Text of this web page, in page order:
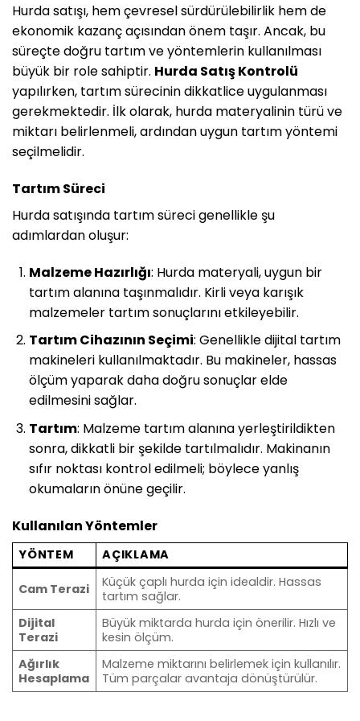
Hurda satışı, hem çevresel sürdürülebilirlik hem de
ekonomik kazanç açısından önem taşır. Ancak, bu
süreçte doğru tartım ve yöntemlerin kullanılması
büyük bir role sahiptir. Hurda Satış Kontrolü
yapılırken, tartım sürecinin dikkatlice uygulanması
gerekmektedir. İlk olarak, hurda materyalinin türü ve
miktarı belirlenmeli, ardından uygun tartım yöntemi
seçilmelidir.
Tartım Süreci
Hurda satışında tartım süreci genellikle şu
adımlardan oluşur:
Malzeme Hazırlığı: Hurda materyali, uygun bir
tartım alanına taşınmalıdır. Kirli veya karışık
malzemeler tartım sonuçlarını etkileyebilir.
Tartım Cihazının Seçimi: Genellikle dijital tartım
makineleri kullanılmaktadır. Bu makineler, hassas
ölçüm yaparak daha doğru sonuçlar elde
edilmesini sağlar.
Tartım: Malzeme tartım alanına yerleştirildikten
sonra, dikkatli bir şekilde tartılmalıdır. Makinanın
sıfır noktası kontrol edilmeli; böylece yanlış
okumaların önüne geçilir.
Kullanılan Yöntemler
YÖNTEM AÇIKLAMA
Cam Terazi
Küçük çaplı hurda için idealdir. Hassas
tartım sağlar.
Dijital
Terazi
Büyük miktarda hurda için önerilir. Hızlı ve
kesin ölçüm.
Ağırlık
Hesaplama
Malzeme miktarını belirlemek için kullanılır.
Tüm parçalar avantaja dönüştürülür.